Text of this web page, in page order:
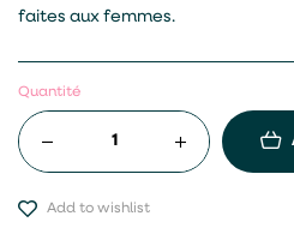
faites aux femmes.
Quantité
Add to wishlist